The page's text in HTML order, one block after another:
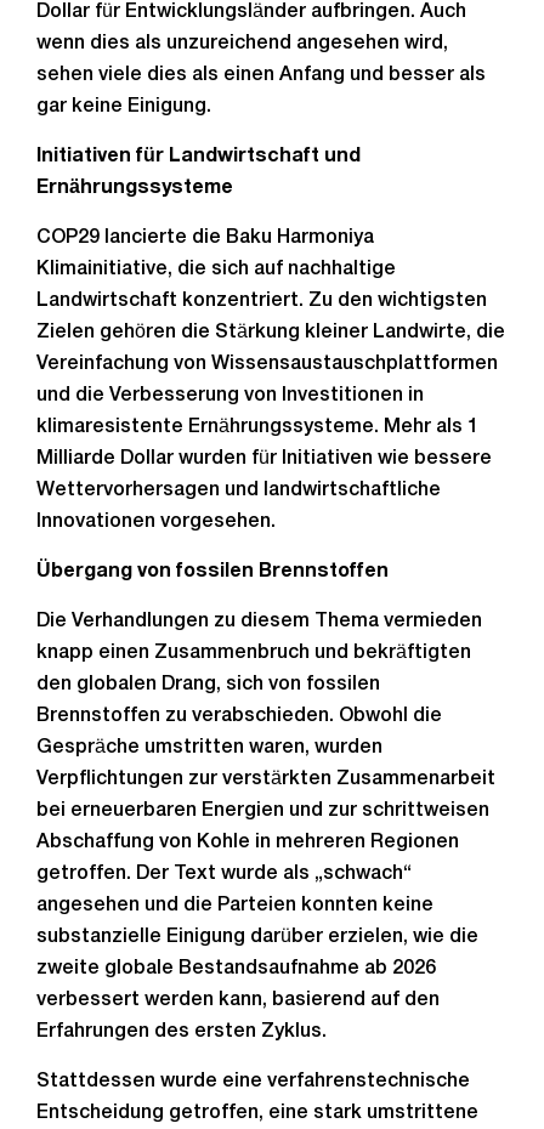
Dollar für Entwicklungsländer aufbringen. Auch
wenn dies als unzureichend angesehen wird,
sehen viele dies als einen Anfang und besser als
gar keine Einigung.
Initiativen für Landwirtschaft und
Ernährungssysteme
COP29 lancierte die Baku Harmoniya
Klimainitiative, die sich auf nachhaltige
Landwirtschaft konzentriert. Zu den wichtigsten
Zielen gehören die Stärkung kleiner Landwirte, die
Vereinfachung von Wissensaustauschplattformen
und die Verbesserung von Investitionen in
klimaresistente Ernährungssysteme. Mehr als 1
Milliarde Dollar wurden für Initiativen wie bessere
Wettervorhersagen und landwirtschaftliche
Innovationen vorgesehen.
Übergang von fossilen Brennstoffen
Die Verhandlungen zu diesem Thema vermieden
knapp einen Zusammenbruch und bekräftigten
den globalen Drang, sich von fossilen
Brennstoffen zu verabschieden. Obwohl die
Gespräche umstritten waren, wurden
Verpflichtungen zur verstärkten Zusammenarbeit
bei erneuerbaren Energien und zur schrittweisen
Abschaffung von Kohle in mehreren Regionen
getroffen. Der Text wurde als „schwach“
angesehen und die Parteien konnten keine
substanzielle Einigung darüber erzielen, wie die
zweite globale Bestandsaufnahme ab 2026
verbessert werden kann, basierend auf den
Erfahrungen des ersten Zyklus.
Stattdessen wurde eine verfahrenstechnische
Entscheidung getroffen, eine stark umstrittene